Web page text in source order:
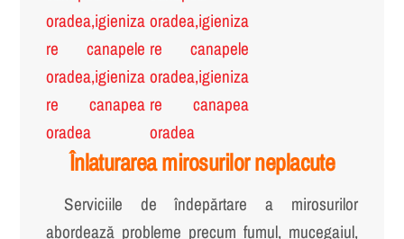
Înlaturarea mirosurilor neplacute
Serviciile de îndepărtare a mirosurilor
abordează probleme precum fumul, mucegaiul,